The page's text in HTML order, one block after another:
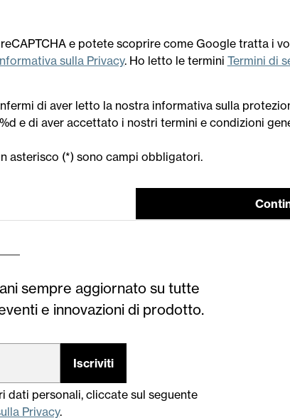
e potete scoprire come Google tratta i
sulla Privacy. Ho letto le termini Termini di
di aver letto la nostra informativa sulla
e di aver accettato i nostri termini e condizioni
asterisco (*) sono campi obbligatori.
sempre aggiornato su tutte
e innovazioni di prodotto.
Iscriviti
dati personali, cliccate sul seguente
Privacy.